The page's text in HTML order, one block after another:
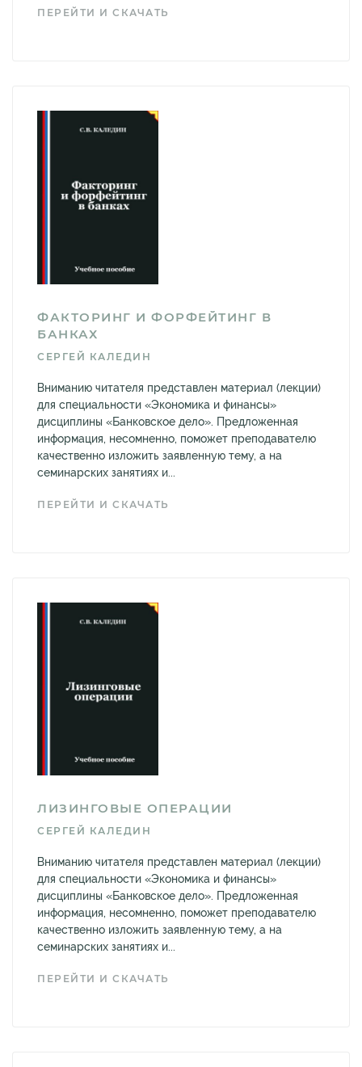
ПЕРЕЙТИ И СКАЧАТЬ
ФАКТОРИНГ И ФОРФЕЙТИНГ В
БАНКАХ
СЕРГЕЙ КАЛЕДИН
Вниманию читателя представлен материал (лекции)
для специальности «Экономика и финансы»
дисциплины «Банковское дело». Предложенная
информация, несомненно, поможет преподавателю
качественно изложить заявленную тему, а на
семинарских занятиях и...
ПЕРЕЙТИ И СКАЧАТЬ
ЛИЗИНГОВЫЕ ОПЕРАЦИИ
СЕРГЕЙ КАЛЕДИН
Вниманию читателя представлен материал (лекции)
для специальности «Экономика и финансы»
дисциплины «Банковское дело». Предложенная
информация, несомненно, поможет преподавателю
качественно изложить заявленную тему, а на
семинарских занятиях и...
ПЕРЕЙТИ И СКАЧАТЬ